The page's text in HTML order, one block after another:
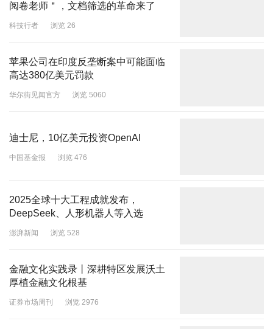
阅卷老师＂，文档筛选的革命来了
科技行者 浏览 26
苹果公司在印度反垄断案中可能面临
高达380亿美元罚款
华尔街见闻官方 浏览 5060
迪士尼，10亿美元投资OpenAI
中国基金报 浏览 476
2025全球十大工程成就发布，
DeepSeek、人形机器人等入选
澎湃新闻 浏览 528
金融文化实践录丨深耕特区发展沃土
厚植金融文化根基
证券市场周刊 浏览 2976